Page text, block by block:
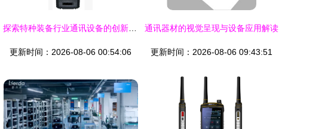
更新时间：2026-08-06 00:54:06
通讯器材的视觉呈现与设备应用解读
更新时间：2026-08-06 09:43:51